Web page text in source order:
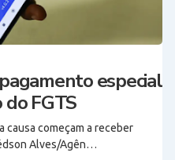
especial
FGTS
causa começam a receber
Alves/Agên…